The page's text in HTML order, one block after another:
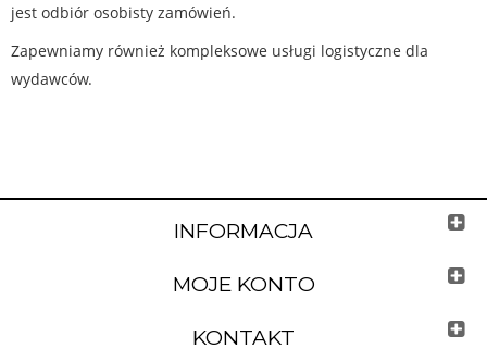
jest odbiór osobisty zamówień.
Zapewniamy również kompleksowe usługi logistyczne dla
wydawców.
INFORMACJA
MOJE KONTO
KONTAKT